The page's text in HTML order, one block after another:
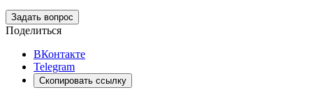
Задать вопрос
Поделиться
ВКонтакте
Telegram
Скопировать ссылку